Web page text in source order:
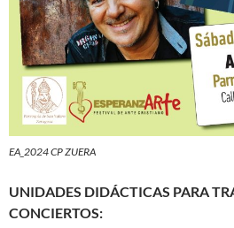
EA_2024 CP ZUERA
UNIDADES DIDÁCTICAS PARA
CONCIERTOS: